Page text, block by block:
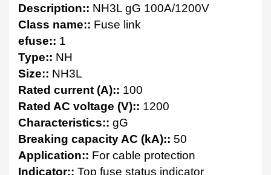
Description:: NH3L gG 100A/1200V
Class name:: Fuse link
efuse:: 1
Type:: NH
Size:: NH3L
Rated current (A):: 100
Rated AC voltage (V):: 1200
Characteristics:: gG
Breaking capacity AC (kA):: 50
Application:: For cable protection
Indicator:: Top fuse status indicator